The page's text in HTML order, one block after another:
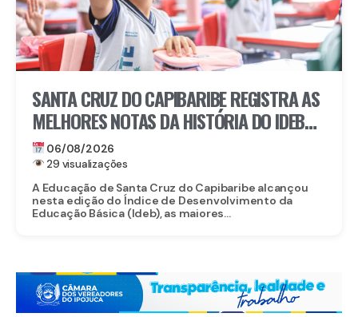
SANTA CRUZ DO CAPIBARIBE REGISTRA AS
MELHORES NOTAS DA HISTÓRIA DO IDEB
NA REDE MUNICIPAL
06/08/2026
29 visualizações
A Educação de Santa Cruz do Capibaribe alcançou
nesta edição do Índice de Desenvolvimento da
Educação Básica (Ideb), as maiores...